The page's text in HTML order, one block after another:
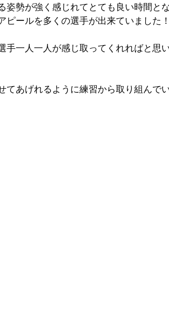
姿勢が強く感じれてとても良い時間と
ールを多くの選手が出来ていました！
手一人一人が感じ取ってくれればと思
てあげれるように練習から取り組んで